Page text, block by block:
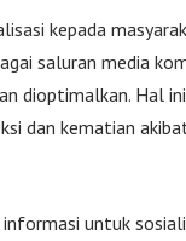
kepada
saluran media
dioptimalkan. Hal
dan kematian
untuk